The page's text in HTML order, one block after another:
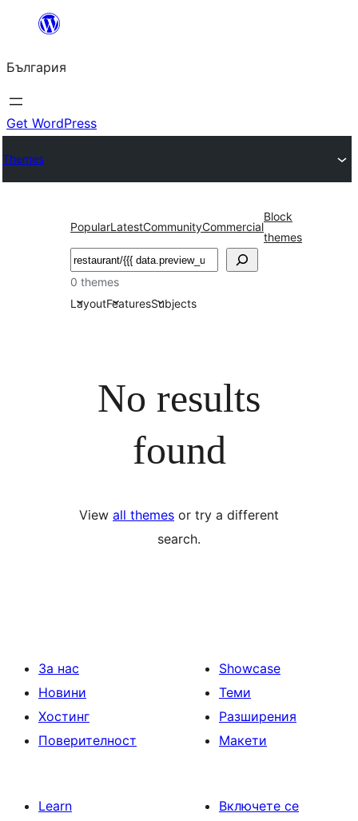
България
Get WordPress
Themes
PopularLatestCommunityCommercial
Block
themes
Търсене
0 themes
LayoutFeaturesSubjects
No results
found
View all themes or try a different
search.
За нас
Новини
Хостинг
Поверителност
Showcase
Теми
Разширения
Макети
Learn
Включете се